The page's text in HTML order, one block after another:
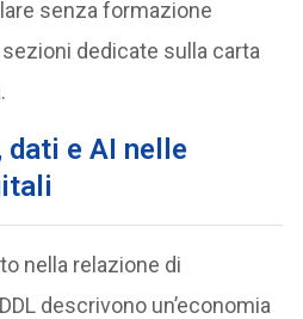
senza formazione
dedicate sulla carta
e AI nelle
nella relazione di
descrivono un’economia